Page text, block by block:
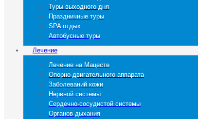
Туры выходного дня
Праздничные туры
SPA отдых
Автобусные туры
Лечение
Лечение на Мацесте
Опорно-двигательного аппарата
Заболеваний кожи
Нервной системы
Сердечно-сосудистой системы
Органов дыхания